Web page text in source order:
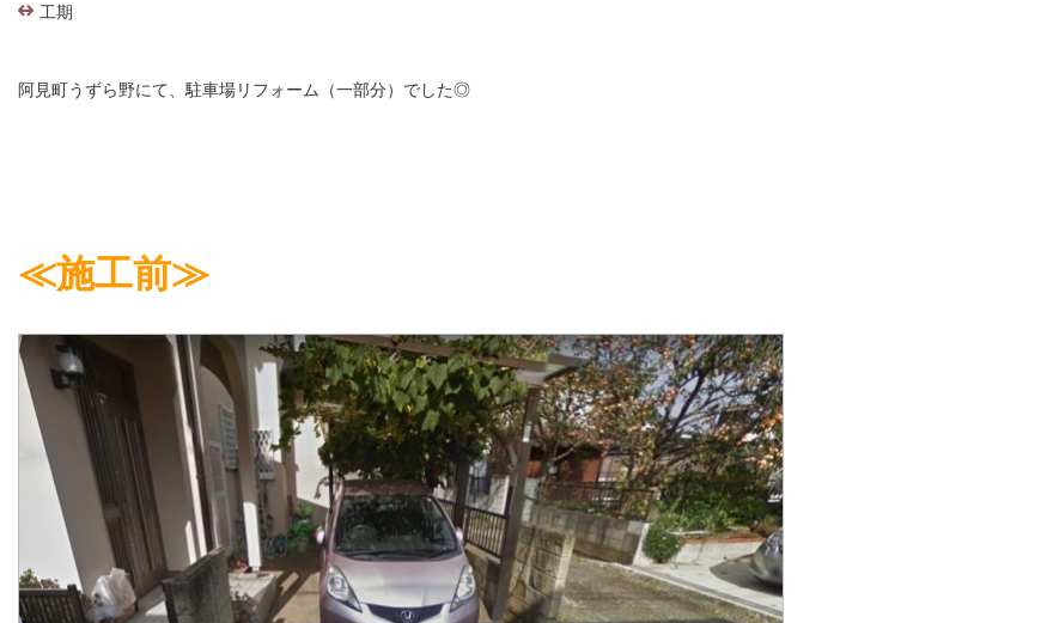
工期
阿見町うずら野にて、駐車場リフォーム（一部分）でした◎
≪施工前≫